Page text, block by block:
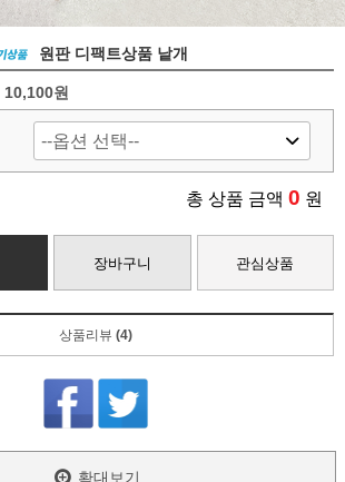
원판 디팩트상품 낱개
10,100원
총 상품 금액 0 원
장바구니 관심상품
상품리뷰 (4)
확대보기